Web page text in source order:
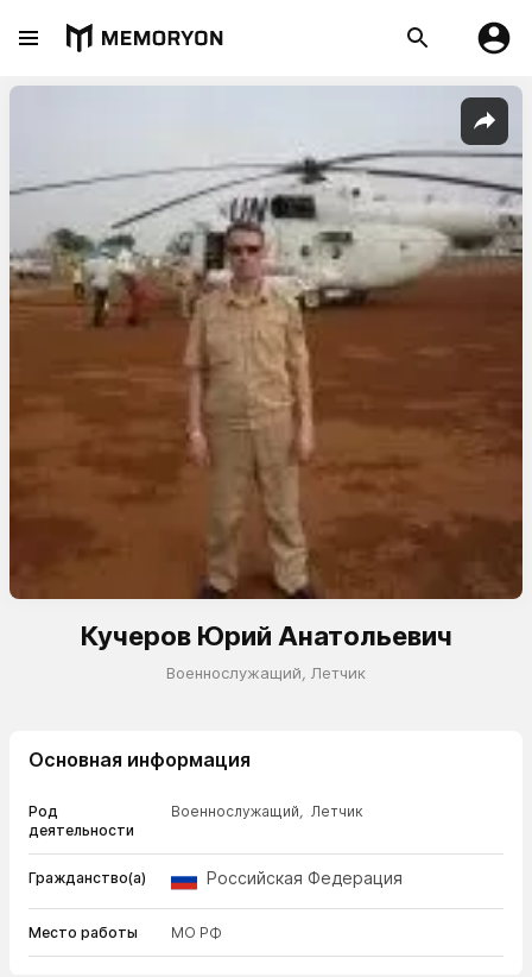
Кучеров Юрий Анатольевич
Военнослужащий, Летчик
Основная информация
Род
деятельности
Военнослужащий, Летчик
Гражданство(а) Российская Федерация
Место работы МО РФ